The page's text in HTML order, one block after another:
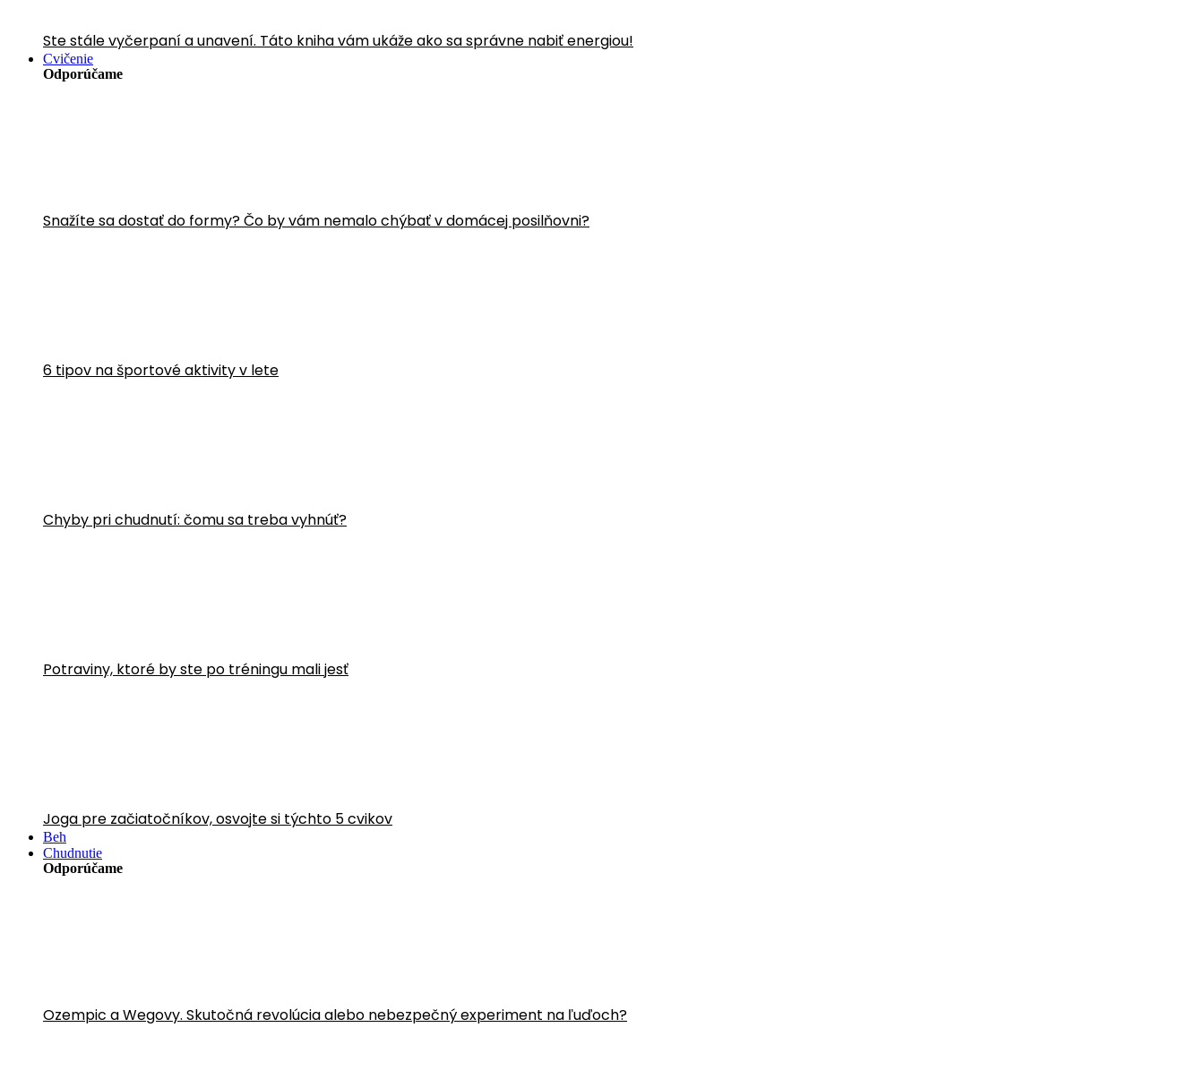
Ste stále vyčerpaní a unavení. Táto kniha vám ukáže ako sa správne nabiť energiou!
Cvičenie
Odporúčame
Snažíte sa dostať do formy? Čo by vám nemalo chýbať v domácej posilňovni?
6 tipov na športové aktivity v lete
Chyby pri chudnutí: čomu sa treba vyhnúť?
Potraviny, ktoré by ste po tréningu mali jesť
Joga pre začiatočníkov, osvojte si týchto 5 cvikov
Beh
Chudnutie
Odporúčame
Ozempic a Wegovy. Skutočná revolúcia alebo nebezpečný experiment na ľuďoch?